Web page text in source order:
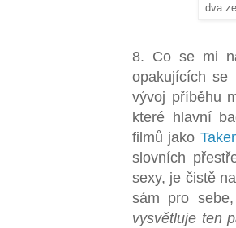
dva
8. Co se mi
opakujících
vývoj příběhu
které hlavní
filmů jako
slovních
sexy, je čistě
sám pro
vysvětluje ten